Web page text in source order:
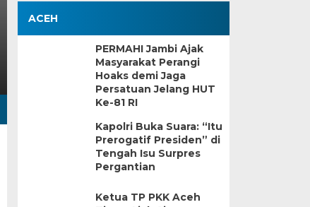
ACEH
PERMAHI Jambi Ajak
Masyarakat Perangi
Hoaks demi Jaga
Persatuan Jelang HUT
Ke-81 RI
Kapolri Buka Suara: “Itu
Prerogatif Presiden” di
Tengah Isu Surpres
Pergantian
Ketua TP PKK Aceh